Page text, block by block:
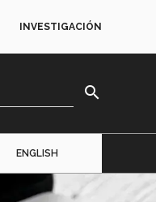
INVESTIGACIÓN
search
ENGLISH